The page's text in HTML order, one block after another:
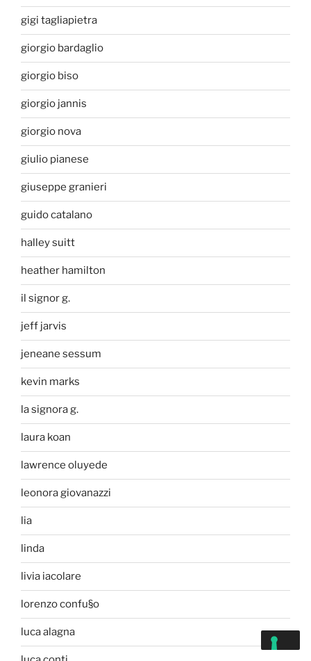
gigi tagliapietra
giorgio bardaglio
giorgio biso
giorgio jannis
giorgio nova
giulio pianese
giuseppe granieri
guido catalano
halley suitt
heather hamilton
il signor g.
jeff jarvis
jeneane sessum
kevin marks
la signora g.
laura koan
lawrence oluyede
leonora giovanazzi
lia
linda
livia iacolare
lorenzo confu§o
luca alagna